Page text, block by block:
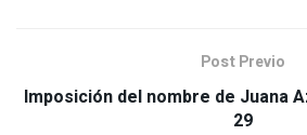
Post Previo
Imposición del nombre de Juana
29